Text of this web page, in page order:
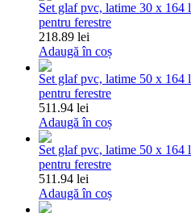
Set glaf pvc, latime 30 x 164
pentru ferestre
218.89 lei
Adaugă în coș
Set glaf pvc, latime 50 x 164
pentru ferestre
511.94 lei
Adaugă în coș
Set glaf pvc, latime 50 x 164
pentru ferestre
511.94 lei
Adaugă în coș